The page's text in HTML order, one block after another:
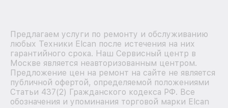
Предлагаем услуги по ремонту и обслуживанию
любых Техники Elcan после истечения на них
гарантийного срока. Наш Сервисный центр в
Москве является неавторизованным центром.
Предложение цен на ремонт на сайте не является
публичной офертой, определяемой положениями
Статьи 437(2) Гражданского кодекса РФ. Все
обозначения и упоминания торговой марки Elcan